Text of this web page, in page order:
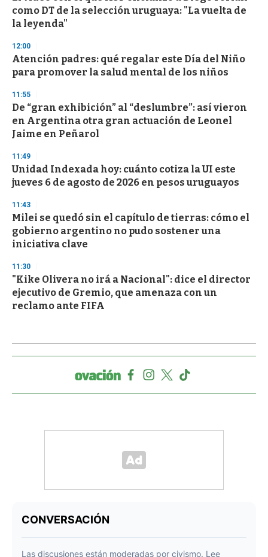
como DT de la selección uruguaya: "La vuelta de
la leyenda"
12:00
Atención padres: qué regalar este Día del Niño
para promover la salud mental de los niños
11:55
De “gran exhibición” al “deslumbre”: así vieron
en Argentina otra gran actuación de Leonel
Jaime en Peñarol
11:49
Unidad Indexada hoy: cuánto cotiza la UI este
jueves 6 de agosto de 2026 en pesos uruguayos
11:43
Milei se quedó sin el capítulo de tierras: cómo el
gobierno argentino no pudo sostener una
iniciativa clave
11:30
"Kike Olivera no irá a Nacional": dice el director
ejecutivo de Gremio, que amenaza con un
reclamo ante FIFA